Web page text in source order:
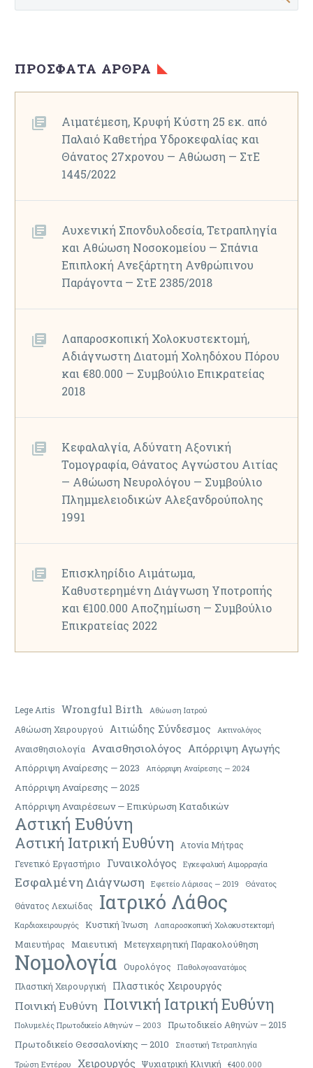
ΠΡΌΣΦΑΤΑ ΆΡΘΡΑ
Αιματέμεση, Κρυφή Κύστη 25 εκ. από
Παλαιό Καθετήρα Υδροκεφαλίας και
Θάνατος 27χρονου — Αθώωση — ΣτΕ
1445/2022
Αυχενική Σπονδυλοδεσία, Τετραπληγία
και Αθώωση Νοσοκομείου — Σπάνια
Επιπλοκή Ανεξάρτητη Ανθρώπινου
Παράγοντα — ΣτΕ 2385/2018
Λαπαροσκοπική Χολοκυστεκτομή,
Αδιάγνωστη Διατομή Χοληδόχου Πόρου
και €80.000 — Συμβούλιο Επικρατείας
2018
Κεφαλαλγία, Αδύνατη Αξονική
Τομογραφία, Θάνατος Αγνώστου Αιτίας
— Αθώωση Νευρολόγου — Συμβούλιο
Πλημμελειοδικών Αλεξανδρούπολης
1991
Επισκληρίδιο Αιμάτωμα,
Καθυστερημένη Διάγνωση Υποτροπής
και €100.000 Αποζημίωση — Συμβούλιο
Επικρατείας 2022
Lege Artis Wrongful Birth Αθώωση Ιατρού
Αθώωση Χειρουργού Αιτιώδης Σύνδεσμος Ακτινολόγος
Αναισθησιολογία Αναισθησιολόγος Απόρριψη Αγωγής
Απόρριψη Αναίρεσης — 2023 Απόρριψη Αναίρεσης — 2024
Απόρριψη Αναίρεσης — 2025
Απόρριψη Αναιρέσεων — Επικύρωση Καταδικών
Αστική Ευθύνη
Αστική Ιατρική Ευθύνη
Ατονία Μήτρας
Γενετικό Εργαστήριο
Γυναικολόγος Εγκεφαλική Αιμορραγία
Εσφαλμένη Διάγνωση Εφετείο Λάρισας — 2019 Θάνατος
Θάνατος Λεχωίδας Ιατρικό Λάθος
Καρδιοχειρουργός Κυστική Ίνωση Λαπαροσκοπική Χολοκυστεκτομή
Μαιευτήρας Μαιευτική Μετεγχειρητική Παρακολούθηση
Νομολογία Ουρολόγος Παθολογοανατόμος
Πλαστική Χειρουργική Πλαστικός Χειρουργός
Ποινική Ευθύνη Ποινική Ιατρική Ευθύνη
Πολυμελές Πρωτοδικείο Αθηνών — 2003 Πρωτοδικείο Αθηνών — 2015
Πρωτοδικείο Θεσσαλονίκης — 2010
Σπαστική Τετραπληγία
Τρώση Εντέρου
Χειρουργός Ψυχιατρική Κλινική €400.000